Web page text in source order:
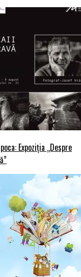
Expoziția „Despre